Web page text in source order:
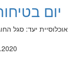
יום
26.10.2020